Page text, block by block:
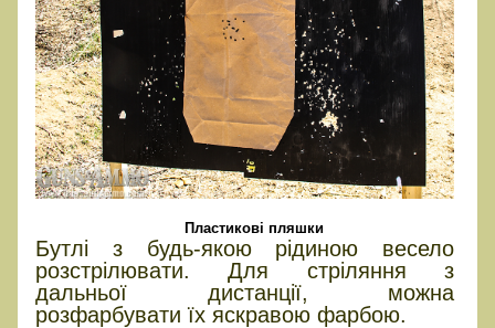
Пластикові пляшки
Бутлі з будь-якою рідиною весело
розстрілювати. Для стріляння з
дальньої дистанції, можна
розфарбувати їх яскравою фарбою.